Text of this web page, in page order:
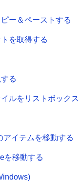
ー＆ペーストする
を取得する
る
ルをリストボックス
アイテムを移動する
を移動する